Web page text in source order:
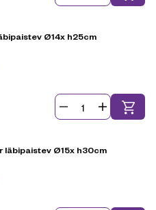
Ø14x h25cm
läbipaistev Ø15x h30cm